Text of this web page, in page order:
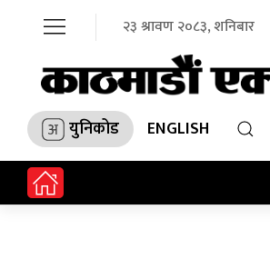
२३ श्रावण २०८३, शनिबार
युनिकोड ENGLISH